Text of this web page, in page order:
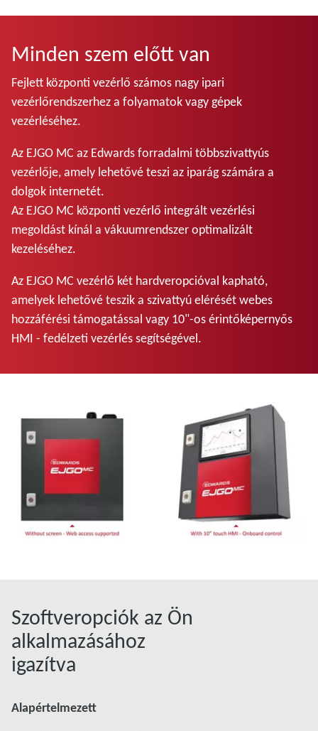
Minden szem előtt van
Fejlett központi vezérlő számos nagy ipari
vezérlőrendszerhez a folyamatok vagy gépek
vezérléséhez.
Az EJGO MC az Edwards forradalmi többszivattyús
vezérlője, amely lehetővé teszi az iparág számára a
dolgok internetét.
Az EJGO MC központi vezérlő integrált vezérlési
megoldást kínál a vákuumrendszer optimalizált
kezeléséhez.
Az EJGO MC vezérlő két hardveropcióval kapható,
amelyek lehetővé teszik a szivattyú elérését webes
hozzáférési támogatással vagy 10"-os érintőképernyős
HMI - fedélzeti vezérlés segítségével.
Szoftveropciók az Ön
alkalmazásához
igazítva
Alapértelmezett